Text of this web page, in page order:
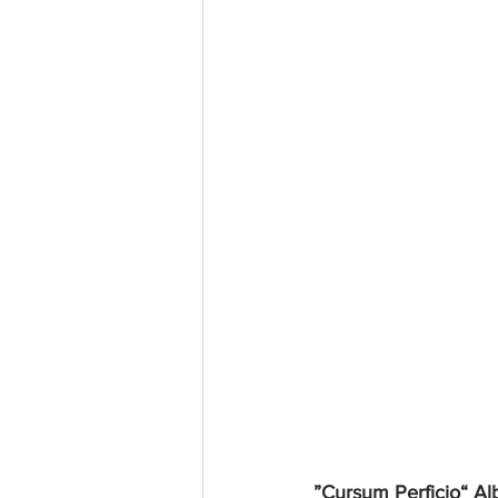
”Cursum Perficio“